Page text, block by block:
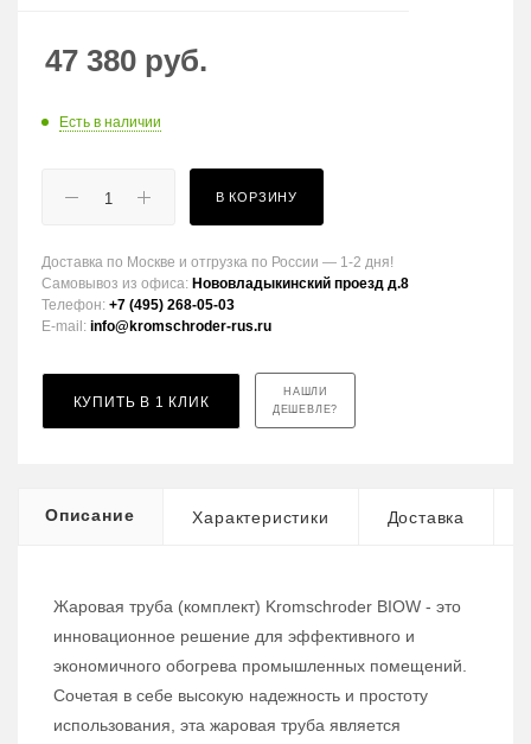
47 380 руб.
Есть в наличии
В КОРЗИНУ
Доставка по Москве и отгрузка по России — 1-2 дня!
Самовывоз из офиса: Нововладыкинский проезд д.8
Телефон: +7 (495) 268-05-03
E-mail: info@kromschroder-rus.ru
КУПИТЬ В 1 КЛИК
НАШЛИ
ДЕШЕВЛЕ?
Описание Характеристики Доставка
Жаровая труба (комплект) Kromschroder BIOW - это
инновационное решение для эффективного и
экономичного обогрева промышленных помещений.
Сочетая в себе высокую надежность и простоту
использования, эта жаровая труба является